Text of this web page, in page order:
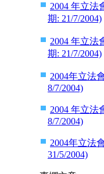
2004 年立法
期: 21/7/2004)
2004 年立法
期: 21/7/2004)
2004年立法
8/7/2004)
2004 年立法
8/7/2004)
2004年立法
31/5/2004)